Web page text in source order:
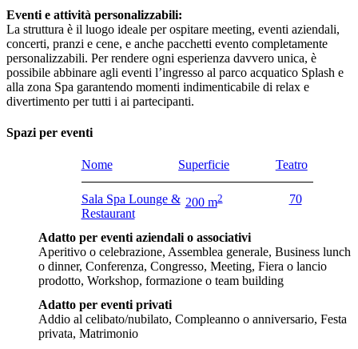
Eventi e attività personalizzabili:
La struttura è il luogo ideale per ospitare meeting, eventi aziendali,
concerti, pranzi e cene, e anche pacchetti evento completamente
personalizzabili. Per rendere ogni esperienza davvero unica, è
possibile abbinare agli eventi l’ingresso al parco acquatico Splash e
alla zona Spa garantendo momenti indimenticabile di relax e
divertimento per tutti i ai partecipanti.
Spazi per eventi
Nome Superficie Teatro
Sala Spa Lounge &
Restaurant
200 m2 70
Adatto per eventi aziendali o associativi
Aperitivo o celebrazione, Assemblea generale, Business lunch
o dinner, Conferenza, Congresso, Meeting, Fiera o lancio
prodotto, Workshop, formazione o team building
Adatto per eventi privati
Addio al celibato/nubilato, Compleanno o anniversario, Festa
privata, Matrimonio